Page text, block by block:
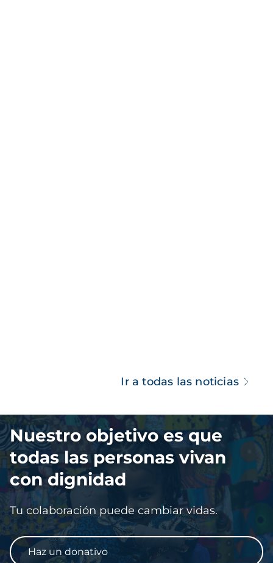
Ir a todas las noticias
Imagen
Nuestro objetivo es que
todas las personas vivan
con dignidad
Tu colaboración puede cambiar vidas.
Haz un donativo